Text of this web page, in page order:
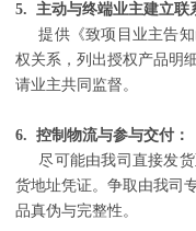
5. 主动与终端业主建立联
提供《致项目业主告知
权关系，列出授权产品明
请业主共同监督。
6. 控制物流与参与交付：
尽可能由我司直接发货
货地址凭证。争取由我司
品真伪与完整性。